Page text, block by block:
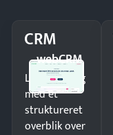
CRM
webCRM
Luk flere salg
med et
struktureret
overblik over